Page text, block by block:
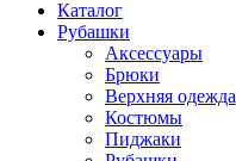
Каталог
Рубашки
Аксессуары
Брюки
Верхняя одежда
Костюмы
Пиджаки